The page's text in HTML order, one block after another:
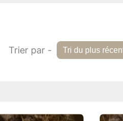
Trier par -